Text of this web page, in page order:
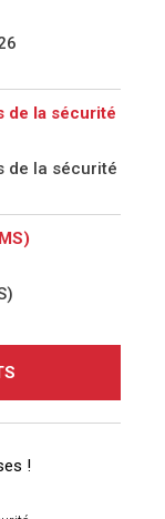
de la sécurité
de la sécurité